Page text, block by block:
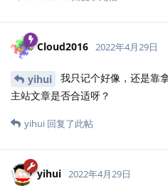
Cloud2016 2022年4月29日
yihui
我只记个好像，还是靠
主站文章是否合适呀？
yihui 回复了此帖
yihui 2022年4月29日